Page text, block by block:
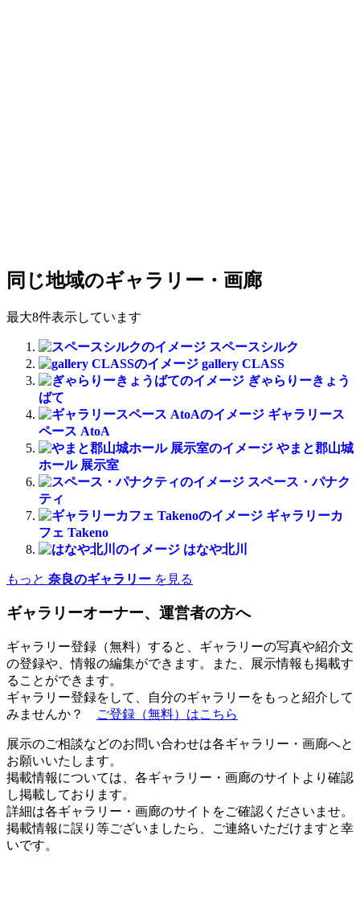
同じ地域のギャラリー・画廊
最大8件表示しています
スペースシルク
gallery CLASS
ぎゃらりーきょう
ばて
ギャラリース
ペース AtoA
やまと郡山城
ホール 展示室
スペース・パナク
ティ
ギャラリーカ
フェ Takeno
はなや北川
もっと 奈良のギャラリー を見る
ギャラリーオーナー、運営者の方へ
ギャラリー登録（無料）すると、ギャラリーの写真や紹介文
の登録や、情報の編集ができます。また、展示情報も掲載す
ることができます。
ギャラリー登録をして、自分のギャラリーをもっと紹介して
みませんか？
ご登録（無料）はこちら
展示のご相談などのお問い合わせは各ギャラリー・画廊へと
お願いいたします。
掲載情報については、各ギャラリー・画廊のサイトより確認
し掲載しております。
詳細は各ギャラリー・画廊のサイトをご確認くださいませ。
掲載情報に誤り等ございましたら、ご連絡いただけますと幸
いです。